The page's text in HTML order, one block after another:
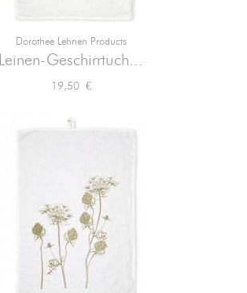
Dorothee Lehnen Products
Leinen-Geschirrtuch...
Preis
19,50 €